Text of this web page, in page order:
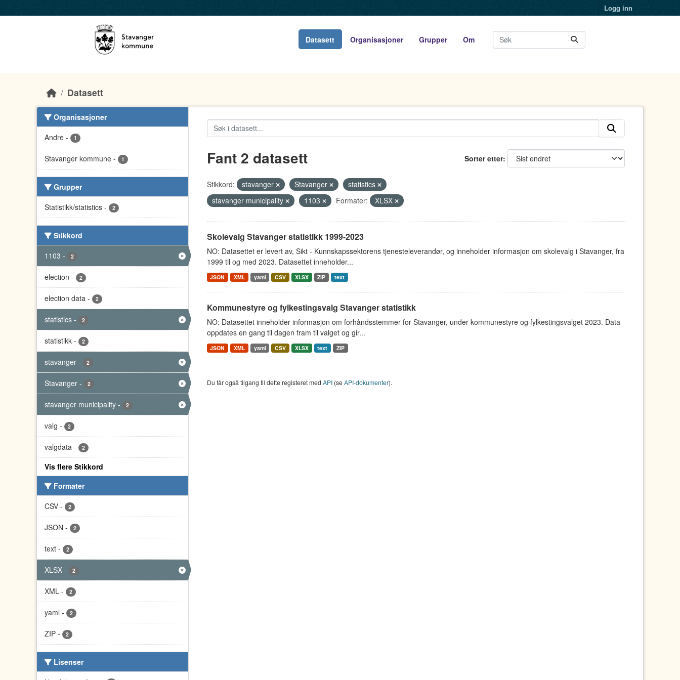
Logg inn
Datasett Organisasjoner Grupper Om
Datasett
Organisasjoner
Andre - 1
Stavanger kommune - 1
Grupper
Statistikk/statistics - 2
Stikkord
1103 - 2
election - 2
election data - 2
statistics - 2
statistikk - 2
stavanger - 2
Stavanger - 2
stavanger municipality - 2
valg - 2
valgdata - 2
Vis flere Stikkord
Formater
CSV - 2
JSON - 2
text - 2
XLSX - 2
XML - 2
yaml - 2
ZIP - 2
Lisenser
Sorter etter
Fant 2 datasett
Stikkord: stavanger Stavanger
statistics
stavanger municipality
1103 Formater: XLSX
Skolevalg Stavanger statistikk 1999-2023
NO: Datasettet er levert av, Sikt - Kunnskapssektorens tjenesteleverandør, og inneholder informasjon om skolevalg i Stavanger, fra
1999 til og med 2023. Datasettet inneholder...
JSON XML yaml CSV XLSX ZIP text
Kommunestyre og fylkestingsvalg Stavanger statistikk
NO: Datasettet inneholder informasjon om forhåndsstemmer for Stavanger, under kommunestyre og fylkestingsvalget 2023. Data
oppdates en gang til dagen fram til valget og gir...
JSON XML yaml CSV XLSX text ZIP
Du får også tilgang til dette registeret med API(seAPI-dokumenter).